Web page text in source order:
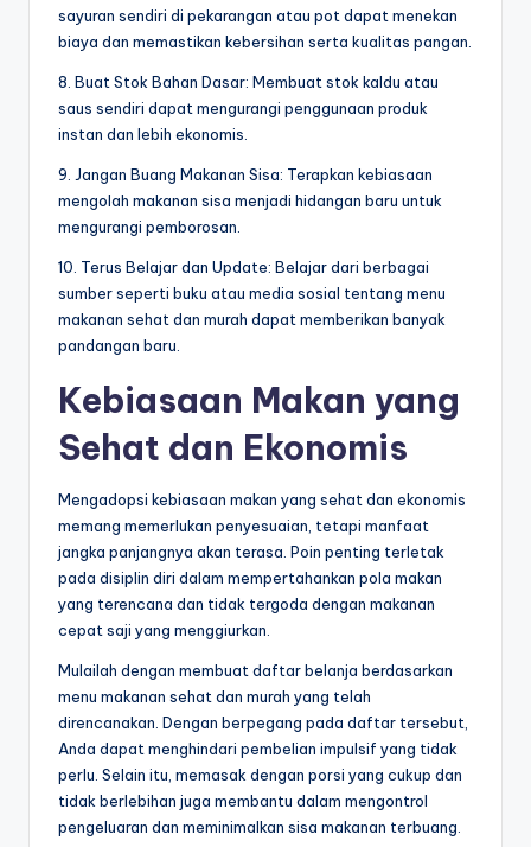
sayuran sendiri di pekarangan atau pot dapat menekan
biaya dan memastikan kebersihan serta kualitas pangan.
8. Buat Stok Bahan Dasar: Membuat stok kaldu atau
saus sendiri dapat mengurangi penggunaan produk
instan dan lebih ekonomis.
9. Jangan Buang Makanan Sisa: Terapkan kebiasaan
mengolah makanan sisa menjadi hidangan baru untuk
mengurangi pemborosan.
10. Terus Belajar dan Update: Belajar dari berbagai
sumber seperti buku atau media sosial tentang menu
makanan sehat dan murah dapat memberikan banyak
pandangan baru.
Kebiasaan Makan yang
Sehat dan Ekonomis
Mengadopsi kebiasaan makan yang sehat dan ekonomis
memang memerlukan penyesuaian, tetapi manfaat
jangka panjangnya akan terasa. Poin penting terletak
pada disiplin diri dalam mempertahankan pola makan
yang terencana dan tidak tergoda dengan makanan
cepat saji yang menggiurkan.
Mulailah dengan membuat daftar belanja berdasarkan
menu makanan sehat dan murah yang telah
direncanakan. Dengan berpegang pada daftar tersebut,
Anda dapat menghindari pembelian impulsif yang tidak
perlu. Selain itu, memasak dengan porsi yang cukup dan
tidak berlebihan juga membantu dalam mengontrol
pengeluaran dan meminimalkan sisa makanan terbuang.